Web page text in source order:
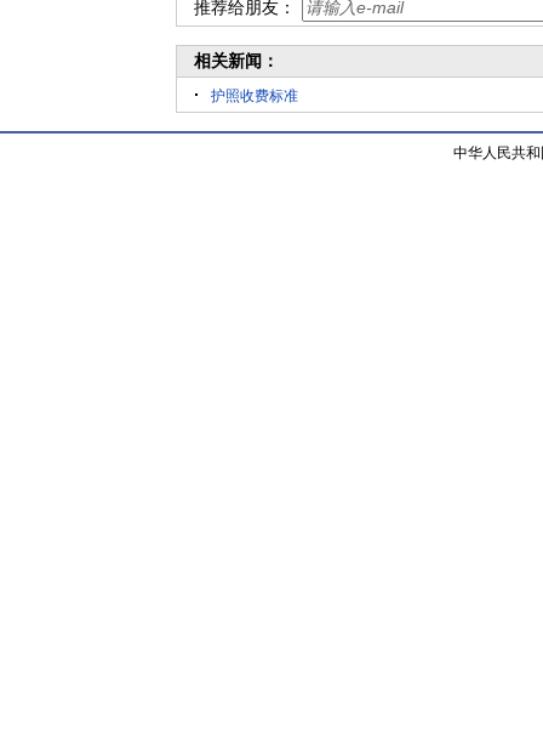
推荐给朋友：
相关新闻：
护照收费标准
中华人民共